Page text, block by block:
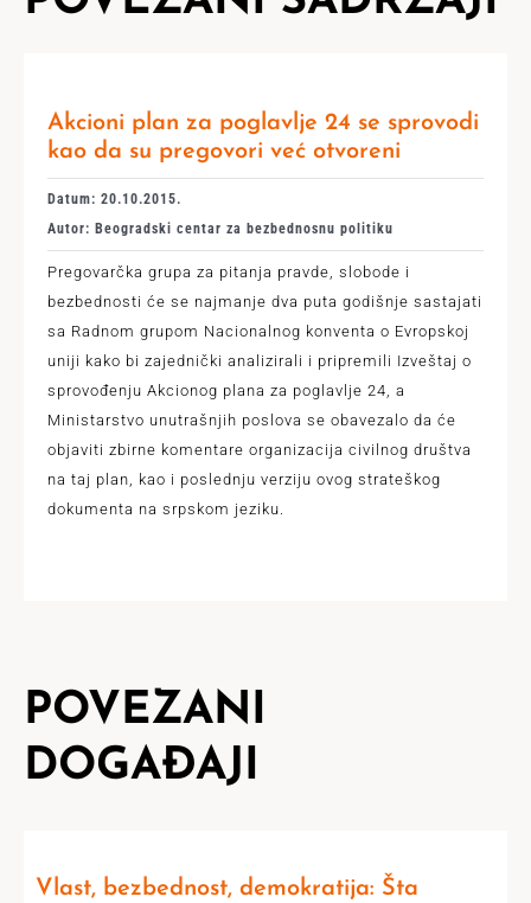
Akcioni plan za poglavlje 24 se sprovodi
kao da su pregovori već otvoreni
Datum: 20.10.2015.
Autor: Beogradski centar za bezbednosnu politiku
Pregovarčka grupa za pitanja pravde, slobode i
bezbednosti će se najmanje dva puta godišnje sastajati
sa Radnom grupom Nacionalnog konventa o Evropskoj
uniji kako bi zajednički analizirali i pripremili Izveštaj o
sprovođenju Akcionog plana za poglavlje 24, a
Ministarstvo unutrašnjih poslova se obavezalo da će
objaviti zbirne komentare organizacija civilnog društva
na taj plan, kao i poslednju verziju ovog strateškog
dokumenta na srpskom jeziku.
POVEZANI
DOGAĐAJI
Vlast, bezbednost, demokratija: Šta